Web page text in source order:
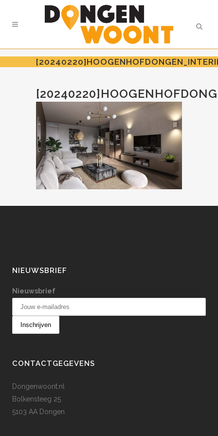
NIEUWSBRIEF
Nieuwsbrief
CONTACTGEGEVENS
Dongenwoont.nl
Bolkensteeg 25
5103 AA Dongen